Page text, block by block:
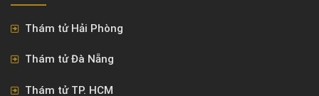
Thám tử Hải Phòng
Thám tử Đà Nẵng
Thám tử TP. HCM